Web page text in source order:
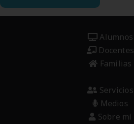
Alumnos
Docentes
Familias
Servicios
Medios
Sobre mí